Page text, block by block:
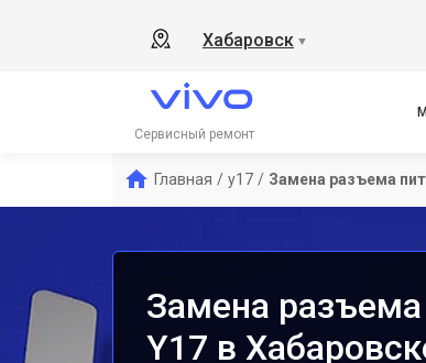
Хабаровск ▼
Сервисный ремонт
Главная / y17 / Замена разъема
Замена
Y17 в